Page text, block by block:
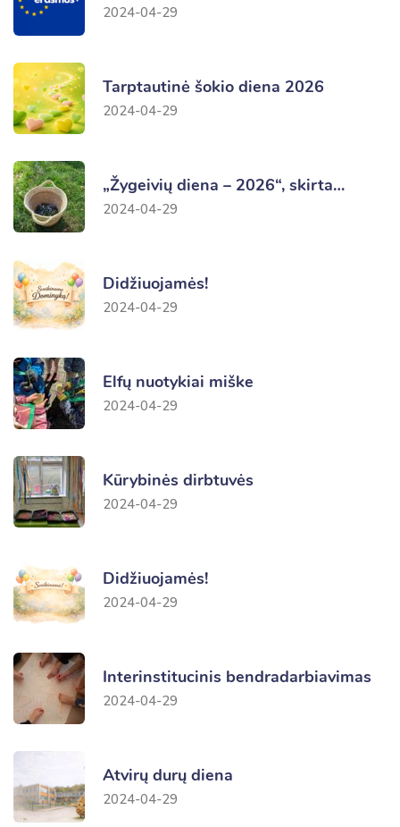
2024-04-29
Tarptautinė šokio diena 2026
2024-04-29
„Žygeivių diena – 2026“, skirta…
2024-04-29
Didžiuojamės!
2024-04-29
Elfų nuotykiai miške
2024-04-29
Kūrybinės dirbtuvės
2024-04-29
Didžiuojamės!
2024-04-29
Interinstitucinis bendradarbiavimas
2024-04-29
Atvirų durų diena
2024-04-29